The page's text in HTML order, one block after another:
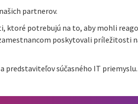
partnerov.
ktoré potrebujú na to, aby mohli
poskytovali príležitosti
predstaviteľov súčasného IT priemyslu.